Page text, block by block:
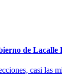
de Lacalle
casi las